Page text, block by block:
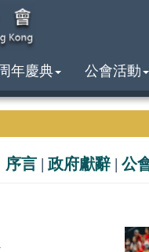
年慶典 公會活動
序言 | 政府獻辭 | 公